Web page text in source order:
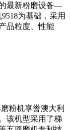
最新粉磨设备—
为基础，采用
品粒度、性能
粉机享誉澳大利
该机型采用了梯